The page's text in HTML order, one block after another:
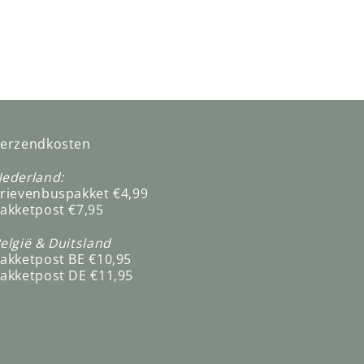
€4,99
€7,95
& Duitsland
BE €10,95
DE €11,95